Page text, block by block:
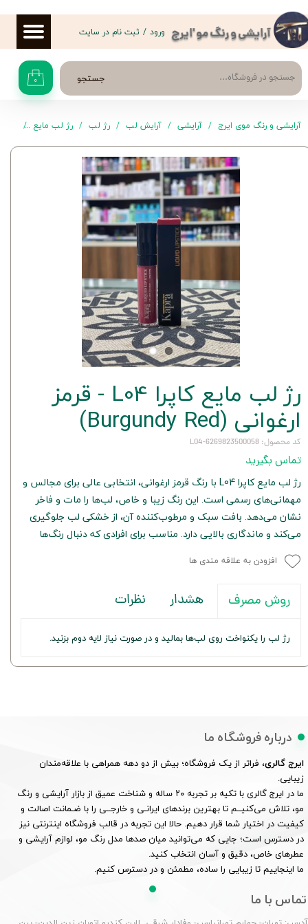
آرایشی و رنگ مو 'ایرج
جستجو ۰
ورود / ثبت نام در سایت
حساب کاربری من
تغییر گذر واژه
سفارشات
خروج از حساب کاربری
آرایشی و رنگ موی ایرج آرایشی آرایش لب رژ لب رژ لب مایع
رژ لب مایع کاپرا L04 - قرمز
ارغوانی (Burgundy Red)
کد محصول: 6269823500058-L04
تماس بگیرید
رژ لب مایع کاپرا L04 با رنگ قرمز ارغوانی، انتخابی عالی برای مجالس و
مهمانی‌های رسمی است. این رنگ زیبا و خاص، لب‌ها را مات و فاخر
نشان می‌دهد. بافت سبک و مرطوب‌کننده آن، از خشکی لب جلوگیری
می‌کند و ماندگاری بالایی دارد. مناسب برای افرادی که دنبال رنگ‌ها
افزودن به علاقه مندی ها
روش مصرف هشدار نظرات
رژ لب را یکنواخت روی لب‌ها بمالید و در صورت نیاز لایه دوم بزنید.
درباره فروشگاه ما
ایرج گالری، فراتر از یک فروشگاه؛ بیش از دو دهه همراهی با علاقه‌مندان
زیبایی.
ما در ایرج گالری با تکیه بر تجربه ۲۰ ساله و شناخت عمیق از بازار آرایشی و رنگ
مو، تلاش می‌کنیــم تا بهترین برندهای ایرانـی و خارجــی را با ضـمانت اصالت و
کیفیت در اختیار شما قرار دهیم. حالا این تجربه در قالب فروشگاه اینترنتی نیز
در دسترس است؛ جایی که می‌توانید میان صدها مدل رنگ مو، لوازم آرایشی و
عطرهای خاص، دقیق و آسان انتخاب کنید.
ما اینجاییم تا زیبایی را ساده، مطمئن و در دسترس کنیم.
تماس با ما